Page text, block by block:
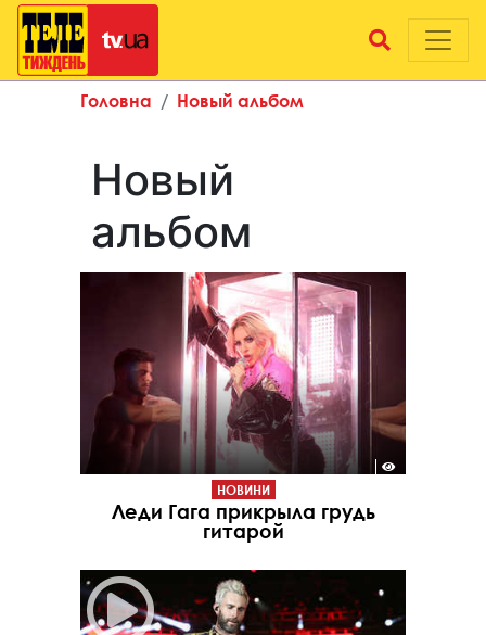
Головна Новый альбом
Новый
альбом
НОВИНИ
Леди Гага прикрыла грудь
гитарой